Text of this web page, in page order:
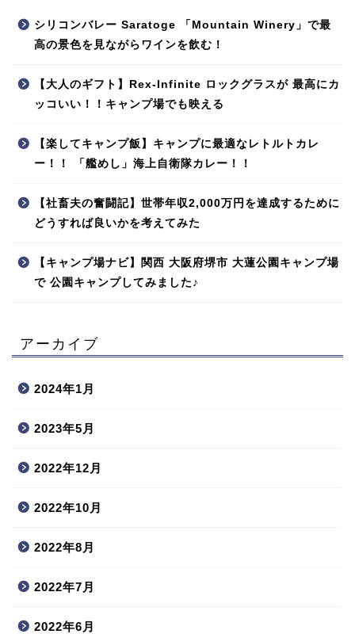
シリコンバレー Saratoge 「Mountain Winery」で最
高の景色を見ながらワインを飲む！
【大人のギフト】Rex-Infinite ロックグラスが 最高にカ
ッコいい！！キャンプ場でも映える
【楽してキャンプ飯】キャンプに最適なレトルトカレ
ー！！ 「艦めし」海上自衛隊カレー！！
【社畜夫の奮闘記】世帯年収2,000万円を達成するために
どうすれば良いかを考えてみた
【キャンプ場ナビ】関西 大阪府堺市 大蓮公園キャンプ場
で 公園キャンプしてみました♪
アーカイブ
2024年1月
2023年5月
2022年12月
2022年10月
2022年8月
2022年7月
2022年6月